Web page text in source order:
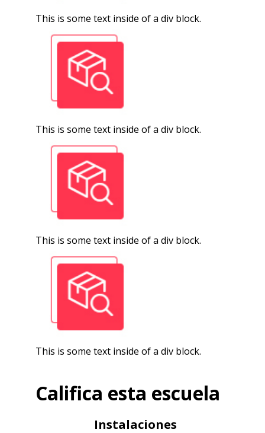
This is some text inside of a div block.
This is some text inside of a div block.
This is some text inside of a div block.
This is some text inside of a div block.
Califica esta escuela
Instalaciones